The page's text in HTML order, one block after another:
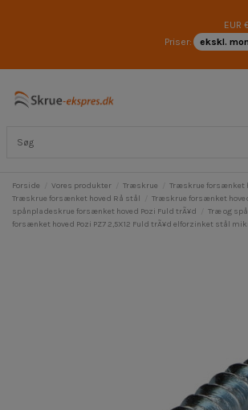
EUR
Priser: ekskl.
Forside Vores produkter Træskrue
Træskrue forsænket
Træskrue forsænket hoved Rå stål
Træskrue forsænket
spånpladeskrue forsænket hoved Pozi Fuld trÃ¥d
Træ og
forsænket hoved Pozi PZ7 2,5X12 Fuld trÃ¥d elforzinket stål